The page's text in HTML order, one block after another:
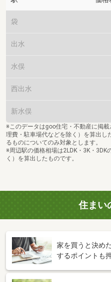
袋
出水
水俣
西出水
新水俣
※このデータはgoo住宅・不動産に掲
理費・駐車場代などを除く）を算出し
るものについてのみ対象とします。
※周辺駅の価格相場は2LDK・3K・
く）を算出したものです。
住まい
家を買うと決め
するポイントも